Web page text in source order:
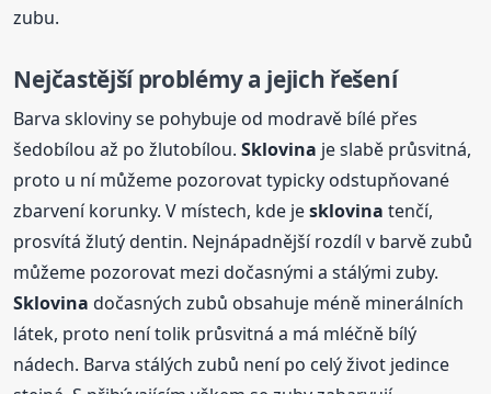
zubu.
Nejčastější problémy a jejich řešení
Barva skloviny se pohybuje od modravě bílé přes
šedobílou až po žlutobílou.Sklovina je slabě průsvitná,
proto u ní můžeme pozorovat typicky odstupňované
zbarvení korunky. V místech, kde jesklovina tenčí,
prosvítá žlutý dentin. Nejnápadnější rozdíl v barvě zubů
můžeme pozorovat mezi dočasnými a stálými zuby.
Sklovina dočasných zubů obsahuje méně minerálních
látek, proto není tolik průsvitná a má mléčně bílý
nádech. Barva stálých zubů není po celý život jedince